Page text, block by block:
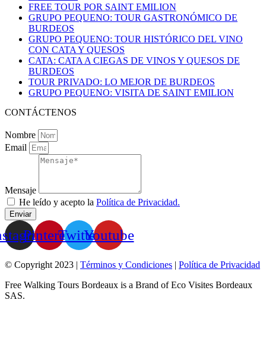
FREE TOUR POR SAINT EMILION
GRUPO PEQUENO: TOUR GASTRONÓMICO DE
BURDEOS
GRUPO PEQUENO: TOUR HISTÓRICO DEL VINO
CON CATA Y QUESOS
CATA: CATA A CIEGAS DE VINOS Y QUESOS DE
BURDEOS
TOUR PRIVADO: LO MEJOR DE BURDEOS
GRUPO PEQUENO: VISITA DE SAINT EMILION
CONTÁCTENOS
Nombre
Email
Mensaje
He leído y acepto la Política de Privacidad.
Enviar
PinterestTwitterYoutube
© Copyright 2023 | Términos y Condiciones | Política de Privacidad
Free Walking Tours Bordeaux is a Brand of Eco Visites Bordeaux
SAS.